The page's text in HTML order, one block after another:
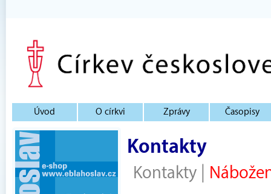
Úvod O církvi Zprávy Časopisy
Kontakty
Kontakty